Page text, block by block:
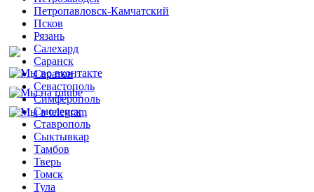
Петропавловск-Камчатский
Псков
Рязань
Салехард
Саранск
Саратов
Севастополь
Симферополь
Смоленск
Ставрополь
Сыктывкар
Тамбов
Тверь
Томск
Тула